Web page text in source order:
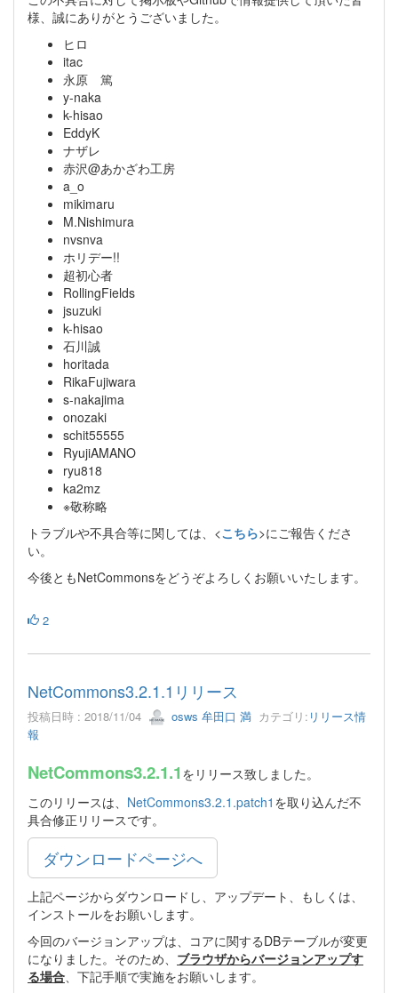
様、誠にありがとうございました。
ヒロ
itac
永原 篤
y-naka
k-hisao
EddyK
ナザレ
赤沢@あかざわ工房
a_o
mikimaru
M.Nishimura
nvsnva
ホリデー!!
超初心者
RollingFields
jsuzuki
k-hisao
石川誠
horitada
RikaFujiwara
s-nakajima
onozaki
schit55555
RyujiAMANO
ryu818
ka2mz
※敬称略
トラブルや不具合等に関しては、<こちら>にご報告くださ
い。
今後ともNetCommonsをどうぞよろしくお願いいたします。
2
NetCommons3.2.1.1リリース
投稿日時 : 2018/11/04 osws 牟田口 満 カテゴリ: リリース情
報
NetCommons3.2.1.1 をリリース致しました。
このリリースは、 NetCommons3.2.1.patch1 を取り込んだ不
具合修正リリースです。
ダウンロードページへ
上記ページからダウンロードし、アップデート、もしくは、
インストールをお願いします。
今回のバージョンアップは、コアに関するDBテーブルが変更
になりました。そのため、 ブラウザからバージョンアップす
る場合、下記手順で実施をお願いします。